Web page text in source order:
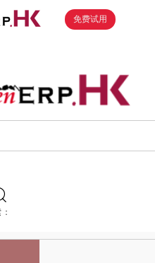
免费试用